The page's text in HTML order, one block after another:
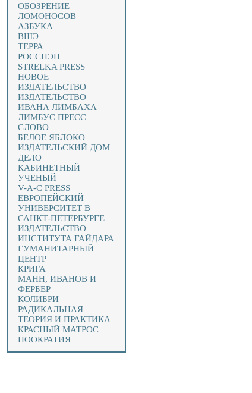
ОБОЗРЕНИЕ
ЛОМОНОСОВ
АЗБУКА
ВШЭ
ТЕРРА
РОССПЭН
STRELKA PRESS
НОВОЕ
ИЗДАТЕЛЬСТВО
ИЗДАТЕЛЬСТВО
ИВАНА ЛИМБАХА
ЛИМБУС ПРЕСС
СЛОВО
БЕЛОЕ ЯБЛОКО
ИЗДАТЕЛЬСКИЙ ДОМ
ДЕЛО
КАБИНЕТНЫЙ
УЧЕНЫЙ
V-A-C PRESS
ЕВРОПЕЙСКИЙ
УНИВЕРСИТЕТ В
САНКТ-ПЕТЕРБУРГЕ
ИЗДАТЕЛЬСТВО
ИНСТИТУТА ГАЙДАРА
ГУМАНИТАРНЫЙ
ЦЕНТР
КРИГА
МАНН, ИВАНОВ И
ФЕРБЕР
КОЛИБРИ
РАДИКАЛЬНАЯ
ТЕОРИЯ И ПРАКТИКА
КРАСНЫЙ МАТРОС
НООКРАТИЯ